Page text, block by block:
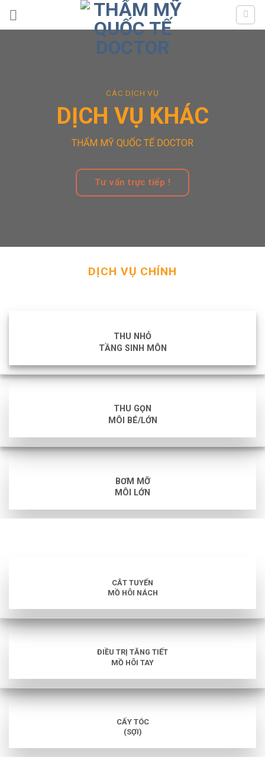
CÁC DỊCH VỤ
DỊCH VỤ KHÁC
THẨM MỸ QUỐC TẾ DOCTOR
Tư vấn trực tiếp !
DỊCH VỤ CHÍNH
THU NHỎ
TẦNG SINH MÔN
THU GỌN
MÔI BÉ/LỚN
BƠM MỠ
MÔI LỚN
CẮT TUYẾN
MỒ HÔI NÁCH
ĐIỀU TRỊ TĂNG TIẾT
MỒ HÔI TAY
CẤY TÓC
(SỢI)